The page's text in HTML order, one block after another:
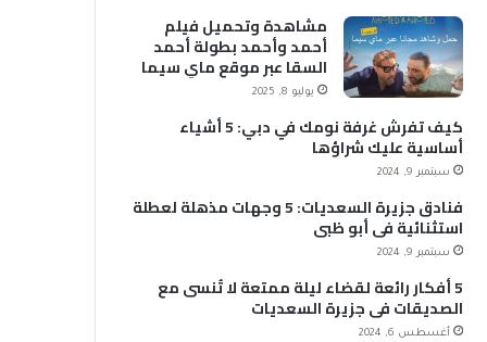
مشاهدة وتحميل فيلم
أحمد وأحمد بطولة أحمد
السقا عبر موقع ماي سيما
MyCima (وي سيما WeCima)
يوليو 8, 2025
كيف تفرش غرفة نومك في دبي: 5 أشياء
أساسية عليك شراؤها
سبتمبر 9, 2024
فنادق جزيرة السعديات: 5 وجهات مذهلة لعطلة
استثنائية في أبو ظبي
سبتمبر 9, 2024
5 أفكار رائعة لقضاء ليلة ممتعة لا تُنسى مع
الصديقات في جزيرة السعديات
أغسطس 6, 2024